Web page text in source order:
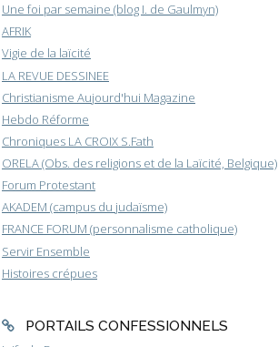
Une foi par semaine (blog I. de Gaulmyn)
AFRIK
Vigie de la laïcité
LA REVUE DESSINEE
Christianisme Aujourd'hui Magazine
Hebdo Réforme
Chroniques LA CROIX S.Fath
ORELA (Obs. des religions et de la Laïcité, Belgique)
Forum Protestant
AKADEM (campus du judaïsme)
FRANCE FORUM (personnalisme catholique)
Servir Ensemble
Histoires crépues
PORTAILS CONFESSIONNELS